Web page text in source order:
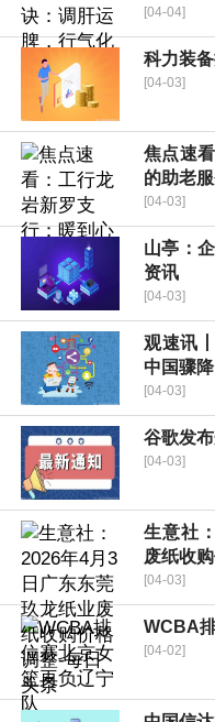
[04-04]
科力装
[04-03]
焦点速
的助老
[04-03]
山亭：
资讯
[04-03]
观速讯
中国骤降
[04-03]
谷歌发
[04-03]
生意社
废纸收
[04-03]
WCBA
[04-02]